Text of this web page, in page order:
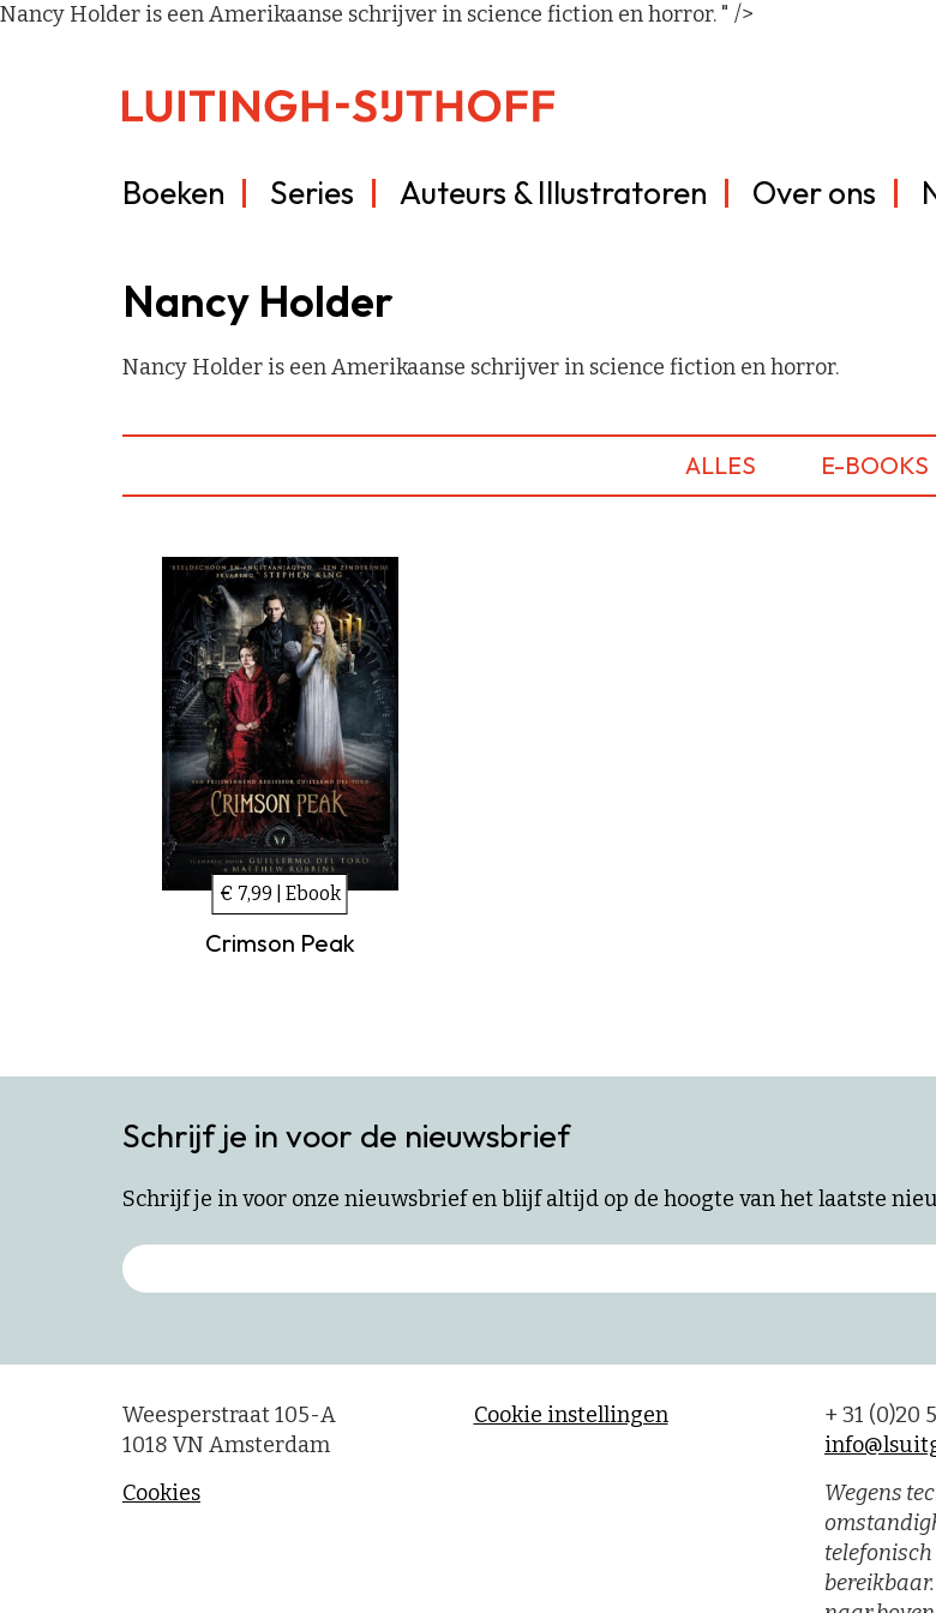
Nancy Holder is een Amerikaanse schrijver in science fiction en horror. " />
Boeken Series Auteurs & Illustratoren Over ons
Nancy Holder
Nancy Holder is een Amerikaanse schrijver in science fiction en horror.
ALLES E-BOOKS
€ 7,99 | Ebook
Crimson Peak
Schrijf je in voor de nieuwsbrief
Schrijf je in voor onze nieuwsbrief en blijf altijd op de hoogte van het laatste
Weesperstraat 105-A
1018 VN Amsterdam
Cookies
Cookie instellingen
+ 31 (0)20
Wegens